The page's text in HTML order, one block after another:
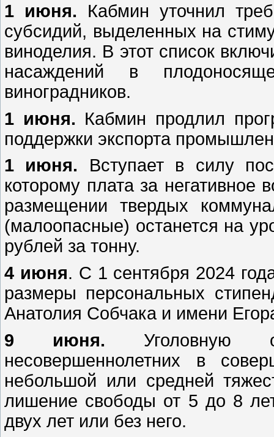
1 июня. Кабмин уточнил
субсидий, выделенных на
виноделия. В этот список
насаждений в
виноградников.
1 июня. Кабмин продлил
поддержки экспорта
1 июня. Вступает в силу
которому плата за
размещении твердых
(малоопасные) останется на
рублей за тонну.
4 июня. С 1 сентября 2024
размеры персональных
Анатолия Собчака и имени
9 июня. Уголовную
несовершеннолетних в
небольшой или средней
лишение свободы от 5 до 8
двух лет или без него.